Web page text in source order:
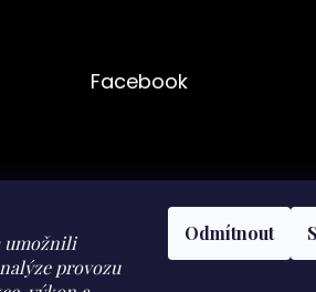
umožnili
provozu
Odmítnout
Facebook